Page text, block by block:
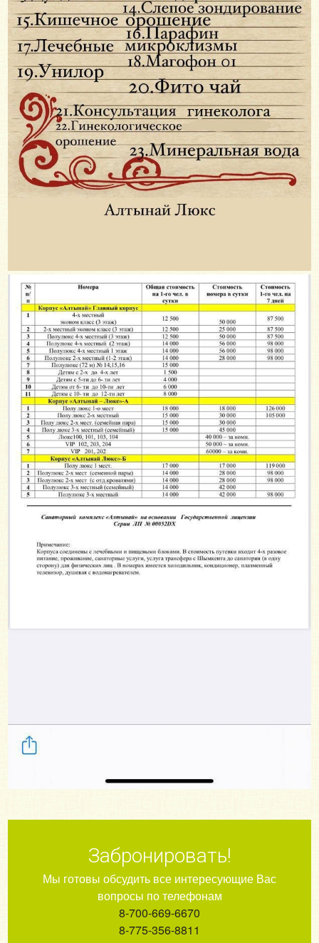
Забронировать!
Мы готовы обсудить все интересующие Вас
вопросы по телефонам
8-700-669-6670
8-775-356-8811